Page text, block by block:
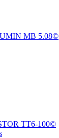
MB 5.08©
TT6-100©